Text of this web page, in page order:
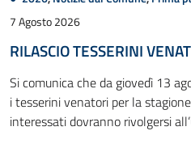
7 Agosto 2026
RILASCIO TESSERINI
Si comunica che da giovedì 13
i tesserini venatori per la
interessati dovranno rivolgersi